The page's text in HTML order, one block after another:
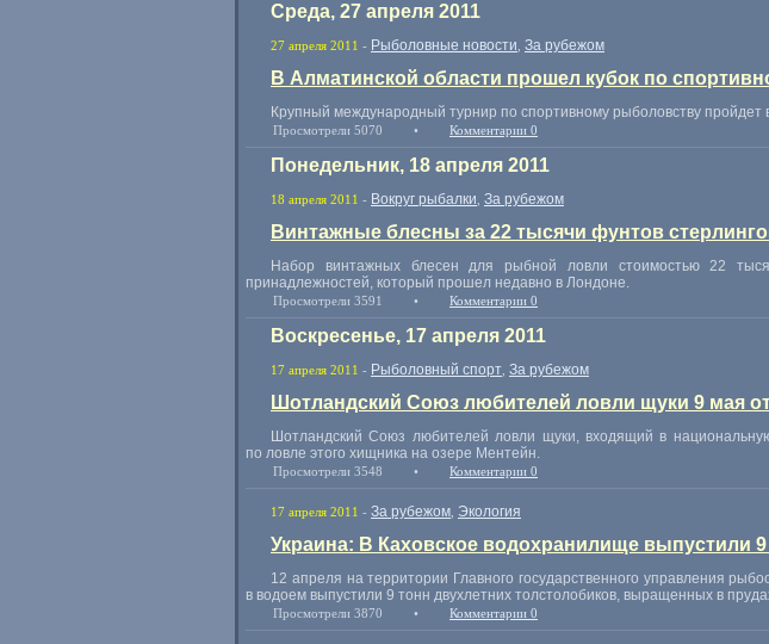
Среда, 27 апреля 2011
27 апреля 2011 - Рыболовные новости За рубежом
В Алматинской области прошел кубок по
Крупный международный турнир по спортивному рыболовству
Просмотрели 5070 • Комментарии 0
Понедельник, 18 апреля 2011
18 апреля 2011 - Вокруг рыбалки За рубежом
Винтажные блесны за 22 тысячи фунтов
Набор винтажных блесен для рыбной ловли стоимостью 22
принадлежностей, который прошел недавно в Лондоне.
Просмотрели 3591 • Комментарии 0
Воскресенье, 17 апреля 2011
17 апреля 2011 - Рыболовный спорт За рубежом
Шотландский Союз любителей ловли щуки 9 мая
Шотландский Союз любителей ловли щуки, входящий в
по ловле этого хищника на озере Ментейн.
Просмотрели 3548 • Комментарии 0
17 апреля 2011 - За рубежом Экология
Украина: В Каховское водохранилище выпустили
12 апреля на территории Главного государственного управления
в водоем выпустили 9 тонн двухлетних толстолобиков, выращенных в
Просмотрели 3870 • Комментарии 0